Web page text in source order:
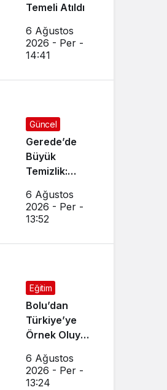
Temeli Atıldı
6 Ağustos
2026 - Per -
14:41
Güncel
Gerede’de
Büyük
Temizlik:
Çalışma
Başlatıldı
6 Ağustos
2026 - Per -
13:52
Eğitim
Bolu’dan
Türkiye’ye
Örnek Oluyor,
Görüyor
6 Ağustos
2026 - Per -
13:24